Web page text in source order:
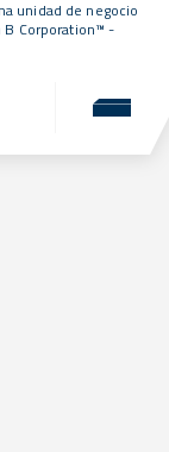
unidad de negocio
Corporation™ -